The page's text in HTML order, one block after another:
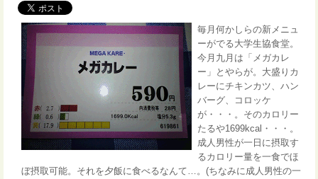
毎月何かしらの新メニュ
ーがでる大学生協食堂。
今月九月は「メガカレ
ー」とやらが。大盛りカ
レーにチキンカツ、ハン
バーグ、コロッケ
が・・・。そのカロリー
たるや1699kcal・・・。
成人男性が一日に摂取す
るカロリー量を一食でほ
ぼ摂取可能。それを夕飯に食べるなんて…。(ちなみに成人男性の一